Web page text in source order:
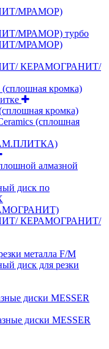
МРАМОР)
МРАМОР) турбо
МРАМОР)
КЕРАМОГРАНИТ/
кромка)
кромка)
(сплошная
алмазной
диск по
КЕРАМОГРАНИТ/
металла F/M
диск для резки
диски MESSER
диски MESSER